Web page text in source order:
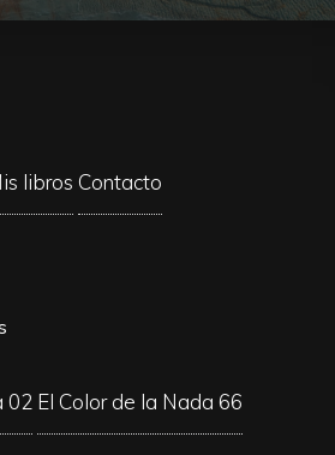
libros Contacto
02 El Color de la Nada 66